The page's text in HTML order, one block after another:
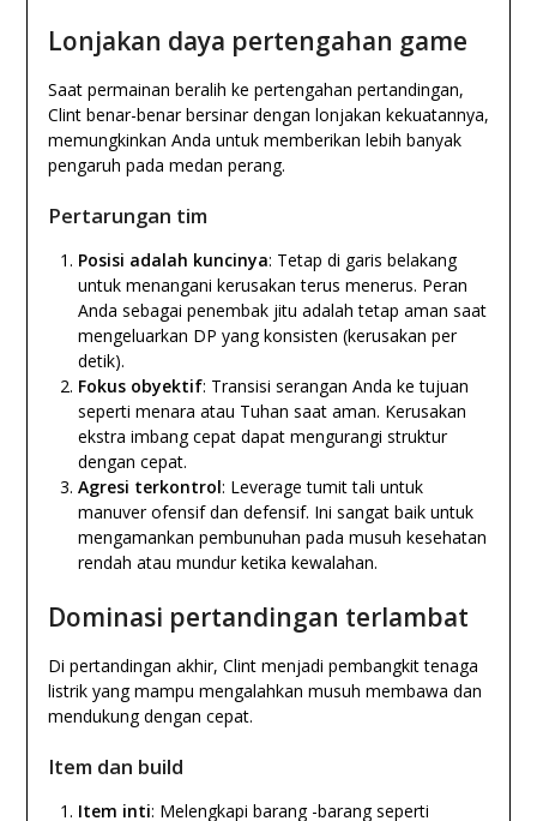
Lonjakan daya pertengahan game
Saat permainan beralih ke pertengahan pertandingan,
Clint benar-benar bersinar dengan lonjakan kekuatannya,
memungkinkan Anda untuk memberikan lebih banyak
pengaruh pada medan perang.
Pertarungan tim
Posisi adalah kuncinya: Tetap di garis belakang
untuk menangani kerusakan terus menerus. Peran
Anda sebagai penembak jitu adalah tetap aman saat
mengeluarkan DP yang konsisten (kerusakan per
detik).
Fokus obyektif: Transisi serangan Anda ke tujuan
seperti menara atau Tuhan saat aman. Kerusakan
ekstra imbang cepat dapat mengurangi struktur
dengan cepat.
Agresi terkontrol: Leverage tumit tali untuk
manuver ofensif dan defensif. Ini sangat baik untuk
mengamankan pembunuhan pada musuh kesehatan
rendah atau mundur ketika kewalahan.
Dominasi pertandingan terlambat
Di pertandingan akhir, Clint menjadi pembangkit tenaga
listrik yang mampu mengalahkan musuh membawa dan
mendukung dengan cepat.
Item dan build
Item inti: Melengkapi barang -barang seperti